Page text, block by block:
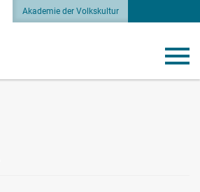
Akademie der Volkskultur